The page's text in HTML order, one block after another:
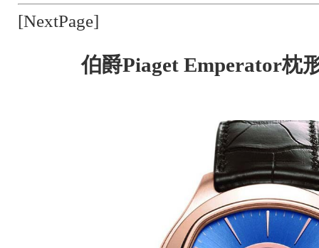
[NextPage]
伯爵Piaget Emperator枕